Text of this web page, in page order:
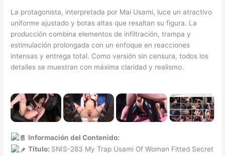
La protagonista, interpretada por Mai Usami, luce un atractivo
uniforme ajustado y botas altas que resaltan su figura. La
producción combina elementos de infiltración, trampa y
estimulación prolongada con un enfoque en reacciones
intensas y entrega total. Como versión sin censura, todos los
detalles se muestran con máxima claridad y realismo.
Información del Contenido:
Título: SNIS-283 My Trap Usami Of Woman Fitted Secret